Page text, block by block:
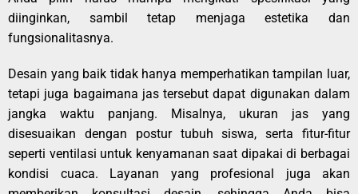
diinginkan, sambil tetap menjaga estetika dan
fungsionalitasnya.
Desain yang baik tidak hanya memperhatikan tampilan luar,
tetapi juga bagaimana jas tersebut dapat digunakan dalam
jangka waktu panjang. Misalnya, ukuran jas yang
disesuaikan dengan postur tubuh siswa, serta fitur-fitur
seperti ventilasi untuk kenyamanan saat dipakai di berbagai
kondisi cuaca. Layanan yang profesional juga akan